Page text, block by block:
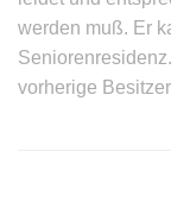
werden muß. Er
vorherige